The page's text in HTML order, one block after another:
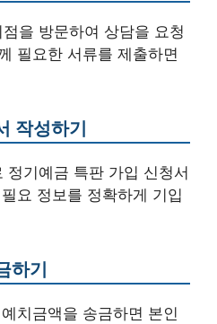
을 방문하여 상담을 요청
필요한 서류를 제출하면
작성하기
정기예금 특판 가입 신청서
요 정보를 정확하게 기입
하기
치금액을 송금하면 본인